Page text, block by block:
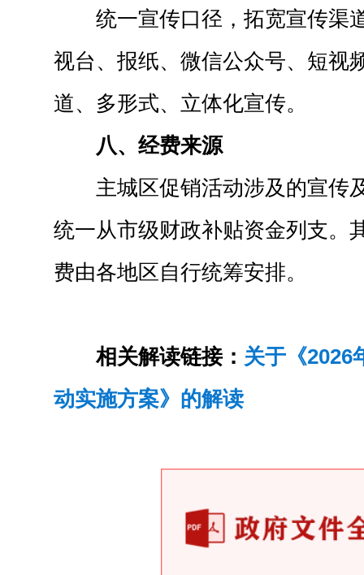
统一宣传口径，拓宽宣传渠
视台、报纸、微信公众号、短视
道、多形式、立体化宣传。
八、经费来源
主城区促销活动涉及的宣传
统一从市级财政补贴资金列支。
费由各地区自行统筹安排。
相关解读链接： 关于《2026
动实施方案》的解读